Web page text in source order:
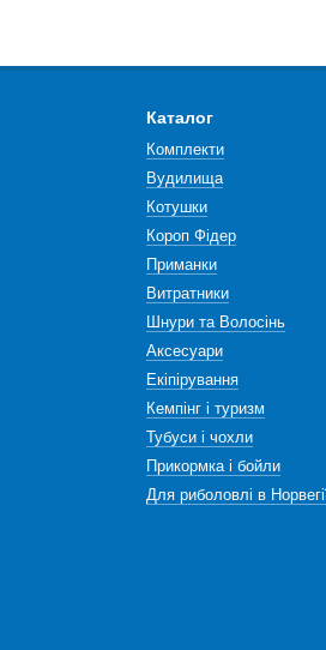
Каталог
Комплекти
Вудилища
Котушки
Короп Фідер
Приманки
Витратники
Шнури та Волосінь
Аксесуари
Екіпірування
Кемпінг і туризм
Тубуси і чохли
Прикормка і бойли
Для риболовлі в